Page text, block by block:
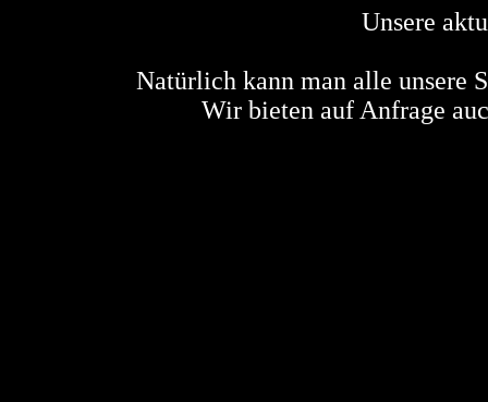
Unsere
Natürlich kann man alle unsere
Wir bieten auf Anfrage